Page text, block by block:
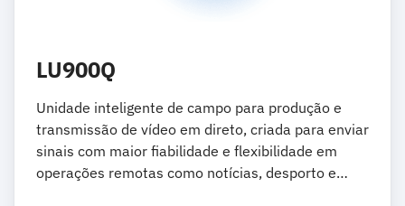
LU900Q
Unidade inteligente de campo para produção e
transmissão de vídeo em direto, criada para enviar
sinais com maior fiabilidade e flexibilidade em
operações remotas como notícias, desporto e